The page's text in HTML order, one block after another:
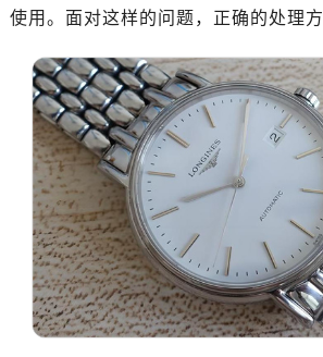
使用。面对这样的问题，正确的处理方